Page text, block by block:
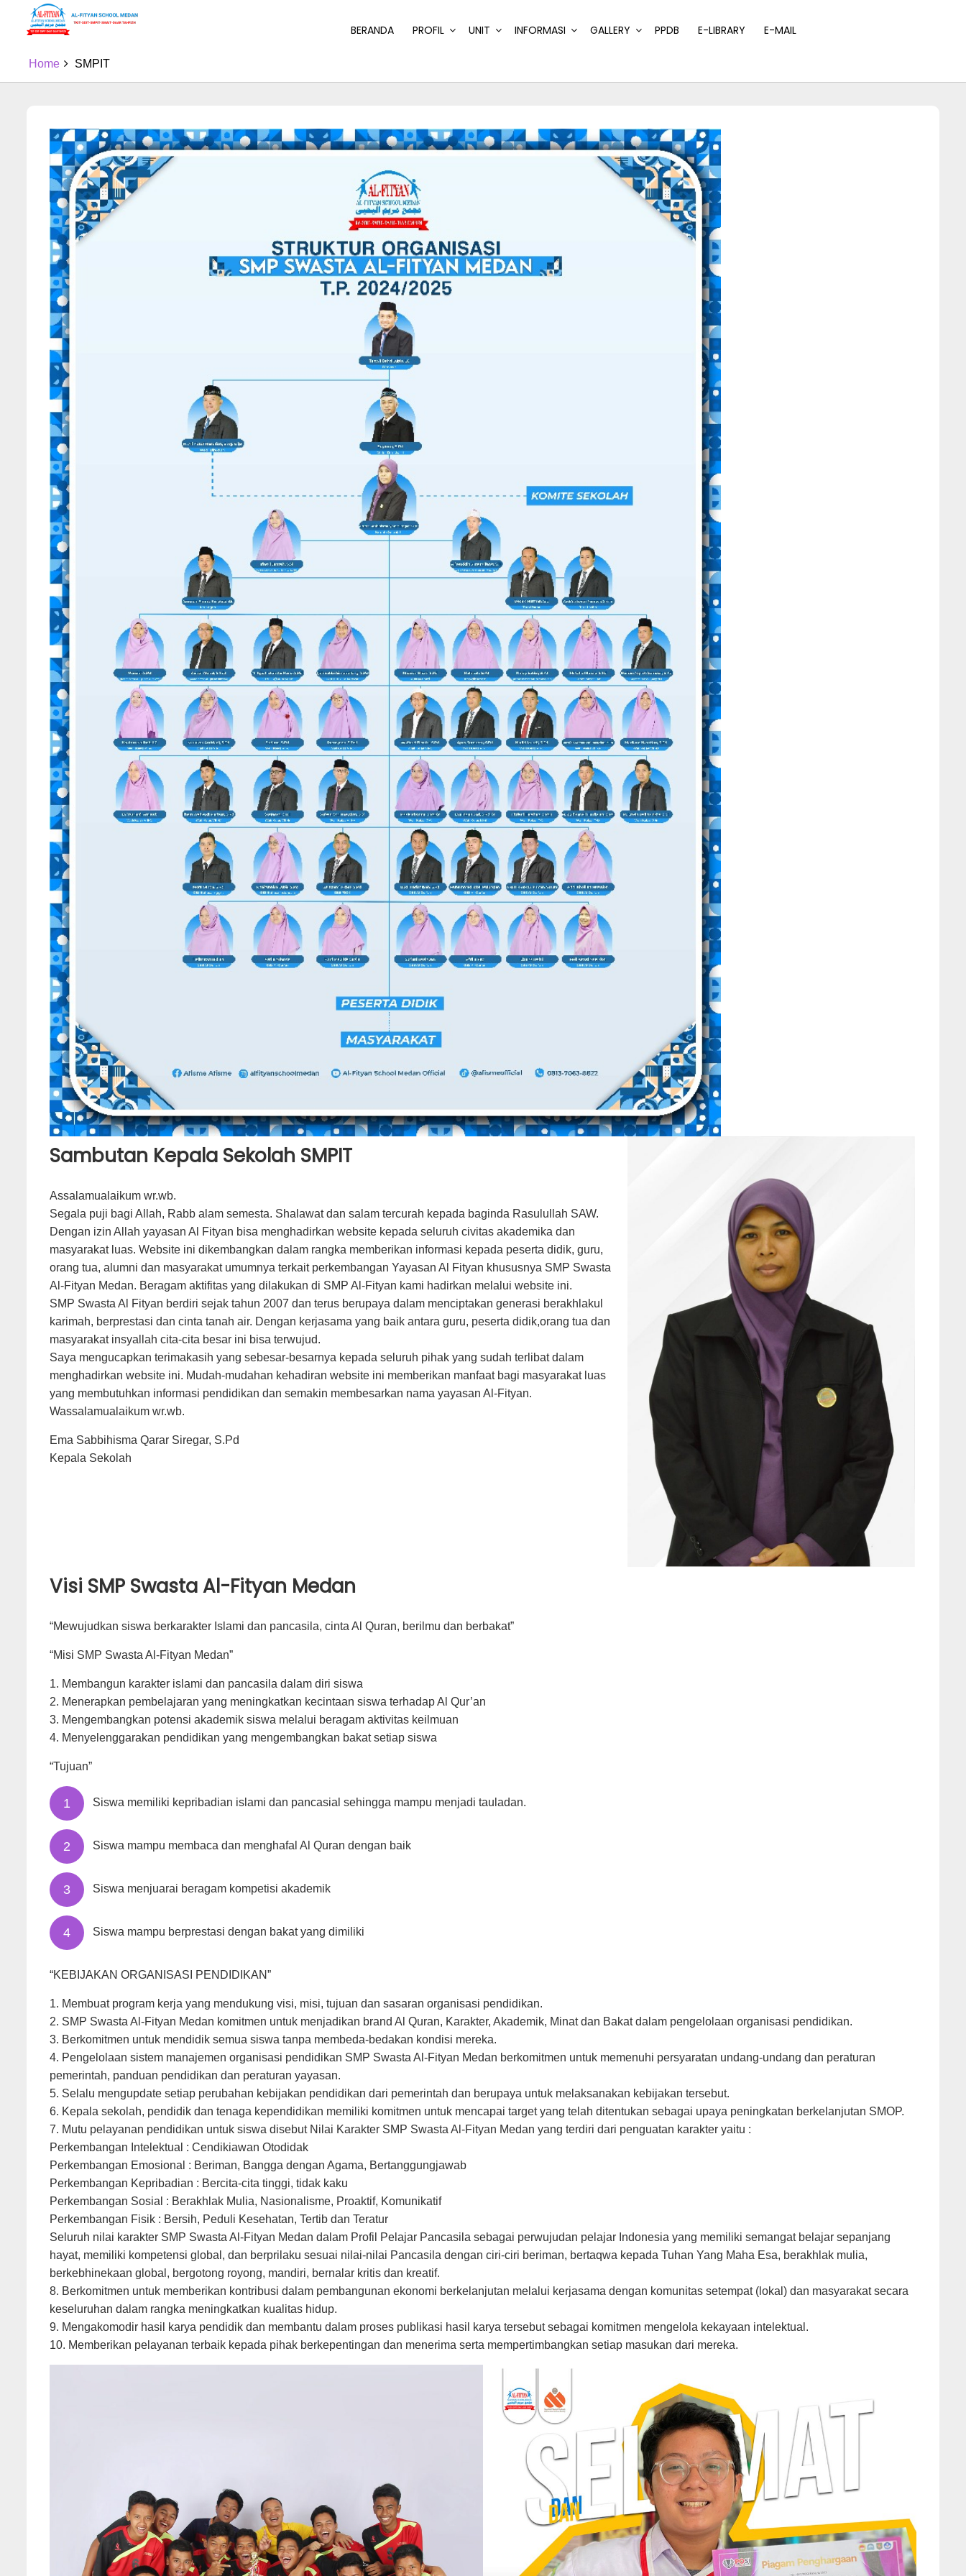
BERANDA PROFIL UNIT INFORMASI GALLERY PPDB E-LIBRARY E-MAIL
SMPIT
Home SMPIT
Sambutan Kepala Sekolah SMPIT
Assalamualaikum wr.wb.
Segala puji bagi Allah, Rabb alam semesta. Shalawat dan salam tercurah kepada baginda Rasulullah SAW.
Dengan izin Allah yayasan Al Fityan bisa menghadirkan website kepada seluruh civitas akademika dan
masyarakat luas. Website ini dikembangkan dalam rangka memberikan informasi kepada peserta didik, guru,
orang tua, alumni dan masyarakat umumnya terkait perkembangan Yayasan Al Fityan khususnya SMP Swasta
Al-Fityan Medan. Beragam aktifitas yang dilakukan di SMP Al-Fityan kami hadirkan melalui website ini.
SMP Swasta Al Fityan berdiri sejak tahun 2007 dan terus berupaya dalam menciptakan generasi berakhlakul
karimah, berprestasi dan cinta tanah air. Dengan kerjasama yang baik antara guru, peserta didik,orang tua dan
masyarakat insyallah cita-cita besar ini bisa terwujud.
Saya mengucapkan terimakasih yang sebesar-besarnya kepada seluruh pihak yang sudah terlibat dalam
menghadirkan website ini. Mudah-mudahan kehadiran website ini memberikan manfaat bagi masyarakat luas
yang membutuhkan informasi pendidikan dan semakin membesarkan nama yayasan Al-Fityan.
Wassalamualaikum wr.wb.
Ema Sabbihisma Qarar Siregar, S.Pd
Kepala Sekolah
Visi SMP Swasta Al-Fityan Medan
“Mewujudkan siswa berkarakter Islami dan pancasila, cinta Al Quran, berilmu dan berbakat”
“Misi SMP Swasta Al-Fityan Medan”
1. Membangun karakter islami dan pancasila dalam diri siswa
2. Menerapkan pembelajaran yang meningkatkan kecintaan siswa terhadap Al Qur’an
3. Mengembangkan potensi akademik siswa melalui beragam aktivitas keilmuan
4. Menyelenggarakan pendidikan yang mengembangkan bakat setiap siswa
“Tujuan”
Siswa memiliki kepribadian islami dan pancasial sehingga mampu menjadi tauladan.
Siswa mampu membaca dan menghafal Al Quran dengan baik
Siswa menjuarai beragam kompetisi akademik
Siswa mampu berprestasi dengan bakat yang dimiliki
“KEBIJAKAN ORGANISASI PENDIDIKAN”
1. Membuat program kerja yang mendukung visi, misi, tujuan dan sasaran organisasi pendidikan.
2. SMP Swasta Al-Fityan Medan komitmen untuk menjadikan brand Al Quran, Karakter, Akademik, Minat dan Bakat dalam pengelolaan organisasi pendidikan.
3. Berkomitmen untuk mendidik semua siswa tanpa membeda-bedakan kondisi mereka.
4. Pengelolaan sistem manajemen organisasi pendidikan SMP Swasta Al-Fityan Medan berkomitmen untuk memenuhi persyaratan undang-undang dan peraturan
pemerintah, panduan pendidikan dan peraturan yayasan.
5. Selalu mengupdate setiap perubahan kebijakan pendidikan dari pemerintah dan berupaya untuk melaksanakan kebijakan tersebut.
6. Kepala sekolah, pendidik dan tenaga kependidikan memiliki komitmen untuk mencapai target yang telah ditentukan sebagai upaya peningkatan berkelanjutan SMOP.
7. Mutu pelayanan pendidikan untuk siswa disebut Nilai Karakter SMP Swasta Al-Fityan Medan yang terdiri dari penguatan karakter yaitu :
Perkembangan Intelektual : Cendikiawan Otodidak
Perkembangan Emosional : Beriman, Bangga dengan Agama, Bertanggungjawab
Perkembangan Kepribadian : Bercita-cita tinggi, tidak kaku
Perkembangan Sosial : Berakhlak Mulia, Nasionalisme, Proaktif, Komunikatif
Perkembangan Fisik : Bersih, Peduli Kesehatan, Tertib dan Teratur
Seluruh nilai karakter SMP Swasta Al-Fityan Medan dalam Profil Pelajar Pancasila sebagai perwujudan pelajar Indonesia yang memiliki semangat belajar sepanjang
hayat, memiliki kompetensi global, dan berprilaku sesuai nilai-nilai Pancasila dengan ciri-ciri beriman, bertaqwa kepada Tuhan Yang Maha Esa, berakhlak mulia,
berkebhinekaan global, bergotong royong, mandiri, bernalar kritis dan kreatif.
8. Berkomitmen untuk memberikan kontribusi dalam pembangunan ekonomi berkelanjutan melalui kerjasama dengan komunitas setempat (lokal) dan masyarakat secara
keseluruhan dalam rangka meningkatkan kualitas hidup.
9. Mengakomodir hasil karya pendidik dan membantu dalam proses publikasi hasil karya tersebut sebagai komitmen mengelola kekayaan intelektual.
10. Memberikan pelayanan terbaik kepada pihak berkepentingan dan menerima serta mempertimbangkan setiap masukan dari mereka.